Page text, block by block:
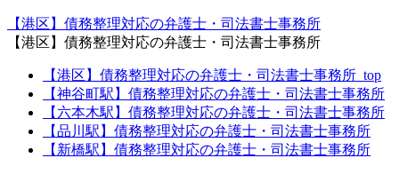
【港区】債務整理対応の弁護士・司法書士事務所
【港区】債務整理対応の弁護士・司法書士事務所
【港区】債務整理対応の弁護士・司法書士事務所_top
【神谷町駅】債務整理対応の弁護士・司法書士事務所
【六本木駅】債務整理対応の弁護士・司法書士事務所
【品川駅】債務整理対応の弁護士・司法書士事務所
【新橋駅】債務整理対応の弁護士・司法書士事務所